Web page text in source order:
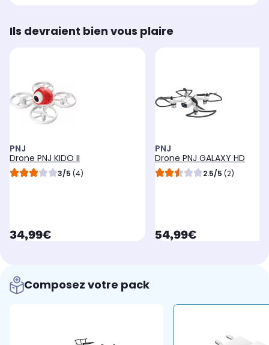
Ils devraient bien vous plaire
PNJ
Drone PNJ KIDO II
3/5 (4)
currentPrice
34,99€
PNJ
Drone PNJ GALAXY HD
2.5/5 (2)
currentPrice
54,99€
Composez votre pack